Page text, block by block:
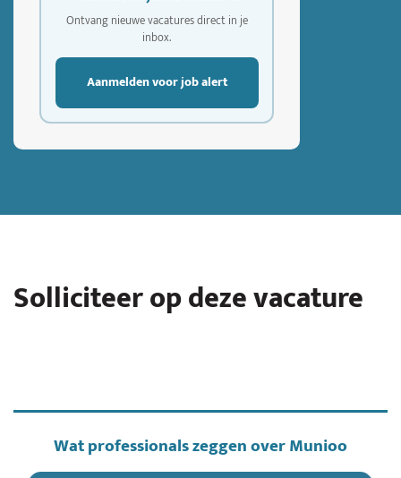
Ontvang nieuwe vacatures direct in je
inbox.
Aanmelden voor job alert
Solliciteer op deze vacature
Wat professionals zeggen over Munioo